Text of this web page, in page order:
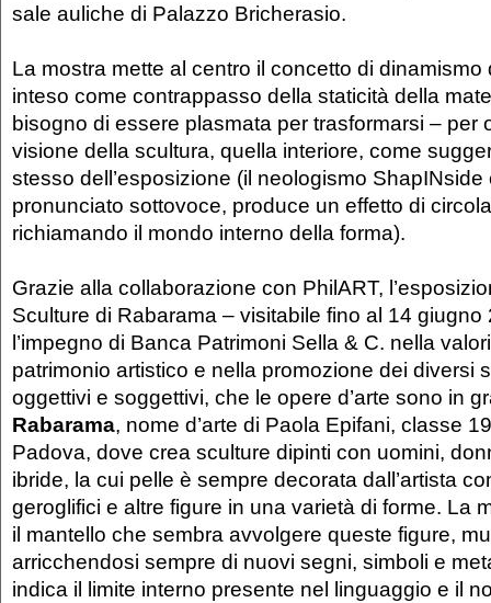
sale auliche di Palazzo Bricherasio.
La mostra mette al centro il concetto di dinamismo
inteso come contrappasso della staticità della
bisogno di essere plasmata per trasformarsi – per
visione della scultura, quella interiore, come
stesso dell’esposizione (il neologismo ShapINside
pronunciato sottovoce, produce un effetto di
richiamando il mondo interno della forma).
Grazie alla collaborazione con PhilART,
Sculture di Rabarama – visitabile fino al 14
l’impegno di Banca Patrimoni Sella & C. nella
patrimonio artistico e nella promozione dei diversi
oggettivi e soggettivi, che le opere d’arte sono in
Rabarama, nome d’arte di Paola Epifani, classe
Padova, dove crea sculture dipinti con uomini,
ibride, la cui pelle è sempre decorata dall’artista
geroglifici e altre figure in una varietà di forme. La
il mantello che sembra avvolgere queste figure,
arricchendosi sempre di nuovi segni, simboli e
indica il limite interno presente nel linguaggio e il